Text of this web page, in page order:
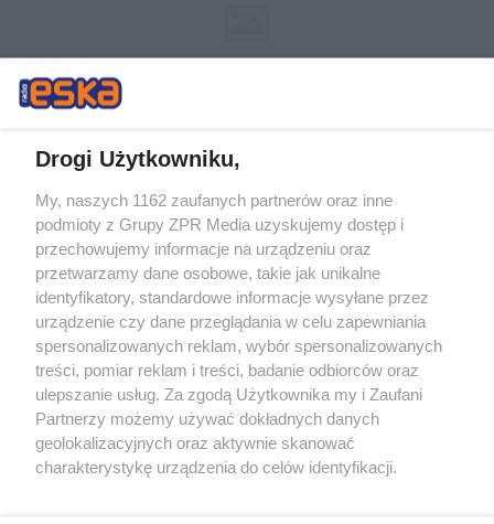
Żaden utwór zamieszczony w serwisie nie może być powielany i
rozpowszechniany lub dalej rozpowszechniany w jakikolwiek sposób (w
tym także elektroniczny lub mechaniczny) na jakimkolwiek polu
eksploatacji w jakiejkolwiek formie, włącznie z umieszczaniem w
Internecie bez pisemnej zgody właściciela praw. Jakiekolwiek użycie lub
wykorzystanie utworów w całości lub w części z naruszeniem prawa,
tzn. bez właściwej zgody, jest zabronione pod groźbą kary i może być
ścigane prawnie.
Drogi Użytkowniku,
My, naszych 1162 zaufanych partnerów oraz inne
podmioty z Grupy ZPR Media uzyskujemy dostęp i
przechowujemy informacje na urządzeniu oraz
przetwarzamy dane osobowe, takie jak unikalne
identyfikatory, standardowe informacje wysyłane przez
urządzenie czy dane przeglądania w celu zapewniania
spersonalizowanych reklam, wybór spersonalizowanych
treści, pomiar reklam i treści, badanie odbiorców oraz
ulepszanie usług. Za zgodą Użytkownika my i Zaufani
Partnerzy możemy używać dokładnych danych
geolokalizacyjnych oraz aktywnie skanować
charakterystykę urządzenia do celów identyfikacji.